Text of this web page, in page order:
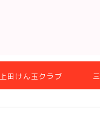
上田けん玉クラブ